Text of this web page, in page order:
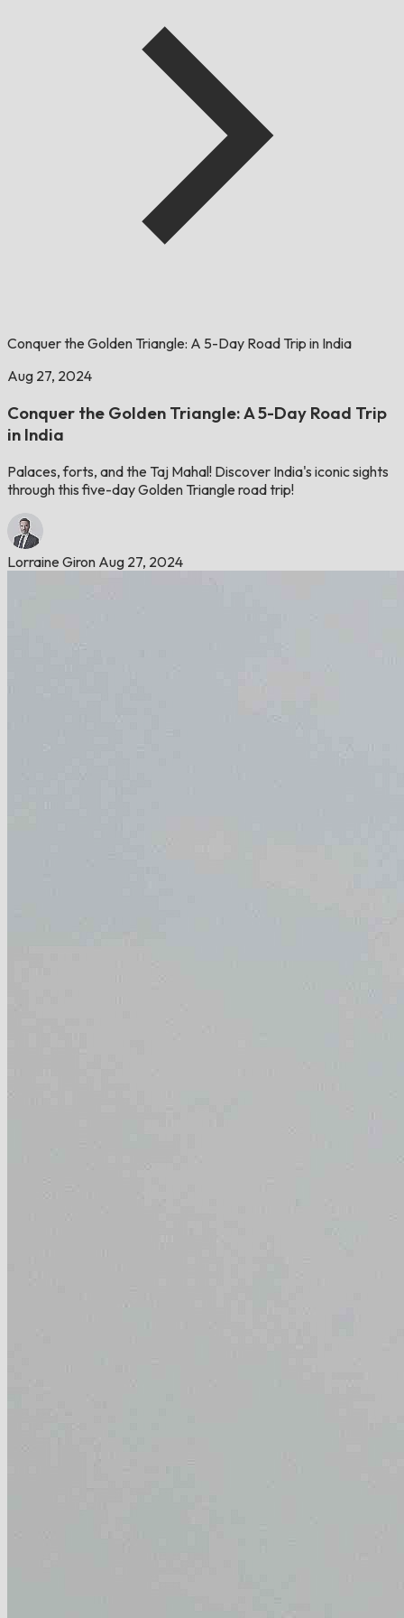
Conquer the Golden Triangle: A 5-Day Road Trip in India
Aug 27, 2024
Conquer the Golden Triangle: A 5-Day Road Trip
in India
Palaces, forts, and the Taj Mahal! Discover India's iconic sights
through this five-day Golden Triangle road trip!
Lorraine Giron Aug 27, 2024